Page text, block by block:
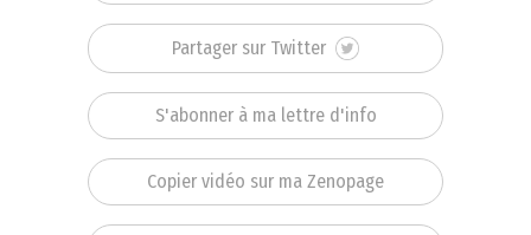
Partager sur Twitter
S'abonner à ma lettre d'info
Copier vidéo sur ma Zenopage